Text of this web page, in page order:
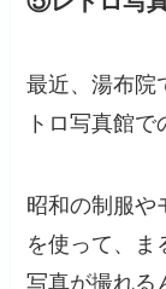
最近、湯布院
トロ写真館で
昭和の制服や
を使って、ま
写真が撮れる